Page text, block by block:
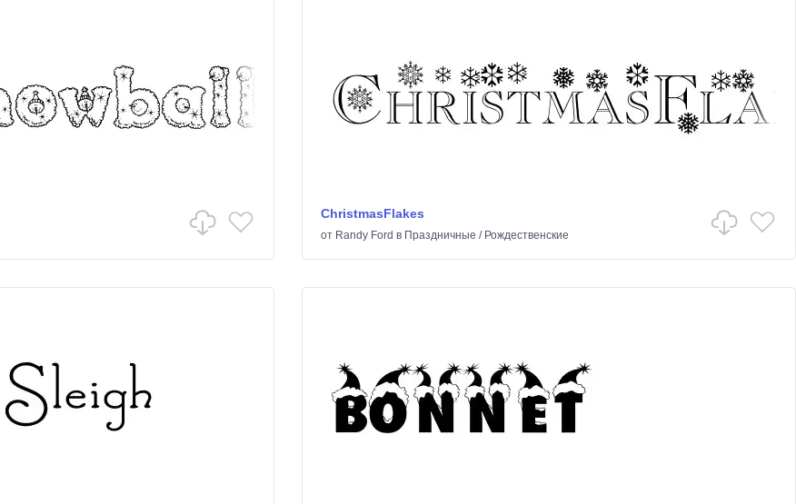
ChristmasFlakes
от Randy Ford в Праздничные / Рождественские